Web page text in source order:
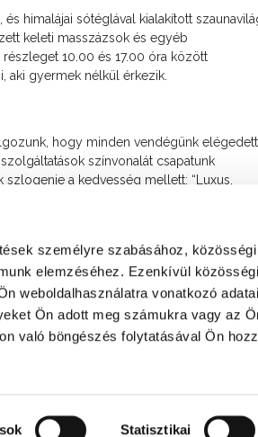
személyre szabásához,
elemzéséhez. Ezenkívül
weboldalhasználatra vonatkozó
Ön adott meg számukra vagy az
való böngészés folytatásával Ön
Statisztikai
himalájai sótéglával kialakított
keleti masszázsok és egyéb
10.00 és 17.00 óra között
aki gyermek nélkül érkezik.
hogy minden vendégünk
színvonalát csapatunk
a kedvesség mellett: “Luxus,
NYILATKOZAT FELHASZNÁLÁS